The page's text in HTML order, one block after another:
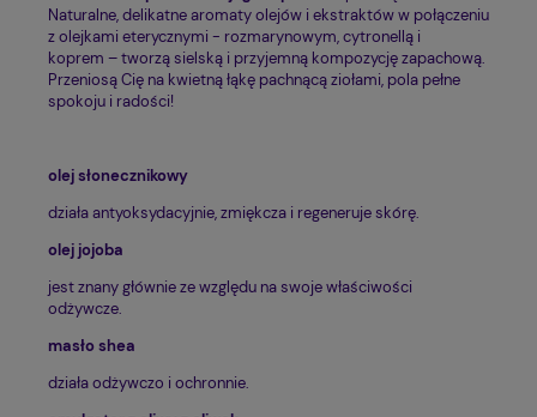
Naturalne, delikatne aromaty olejów i ekstraktów w połączeniu
z olejkami eterycznymi - rozmarynowym, cytronellą i
koprem – tworzą sielską i przyjemną kompozycję zapachową.
Przeniosą Cię na kwietną łąkę pachnącą ziołami, pola pełne
spokoju i radości!
olej słonecznikowy
działa antyoksydacyjnie, zmiękcza i regeneruje skórę.
olej jojoba
jest znany głównie ze względu na swoje właściwości
odżywcze.
masło shea
działa odżywczo i ochronnie.